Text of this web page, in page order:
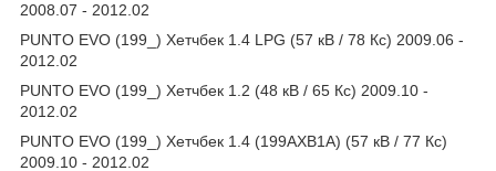
2008.07 - 2012.02
PUNTO EVO (199_) Хетчбек 1.4 LPG (57 кВ / 78 Кс) 2009.06 -
2012.02
PUNTO EVO (199_) Хетчбек 1.2 (48 кВ / 65 Кс) 2009.10 -
2012.02
PUNTO EVO (199_) Хетчбек 1.4 (199AXB1A) (57 кВ / 77 Кс)
2009.10 - 2012.02